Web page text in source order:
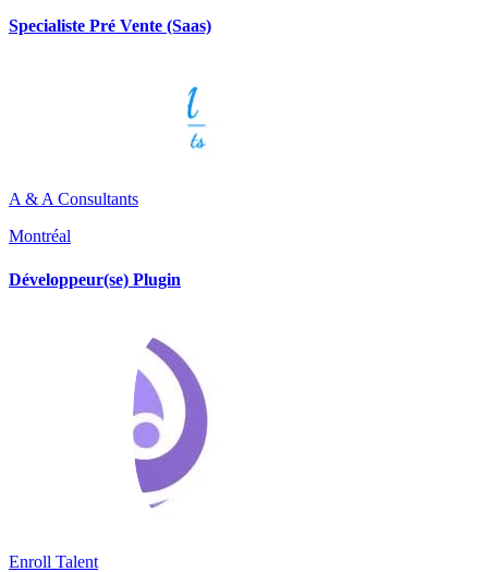
Specialiste Pré Vente (Saas)
A & A Consultants
Montréal
Développeur(se) Plugin
Enroll Talent